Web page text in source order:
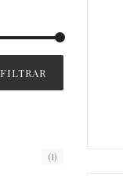
FILTRAR
(1)